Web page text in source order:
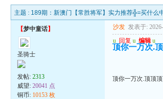
主题 : 189期：新澳门【常胜将军】实力推荐╬=买什么
【梦中童话】
圣骑士
发帖:2313
威望:20041 点
铜币: 10153 枚
沙发 发表于:
u 回复 u 编辑 u
顶你一万次.
顶你一万次.顶顶